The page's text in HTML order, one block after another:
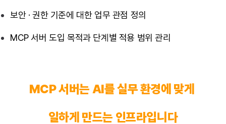
보안 · 권한 기준에 대한 업무 관점 정의
MCP 서버 도입 목적과 단계별 적용 범위 관리
MCP 서버는 AI를 실무 환경에 맞게
일하게 만드는 인프라입니다